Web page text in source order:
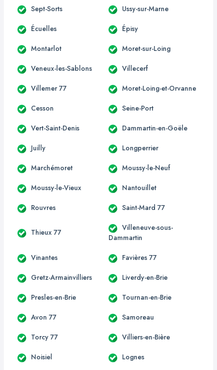
Sept-Sorts Ussy-sur-Marne
Écuelles Épisy
Montarlot Moret-sur-Loing
Veneux-les-Sablons Villecerf
Villemer 77 Moret-Loing-et-Orvanne
Cesson Seine-Port
Vert-Saint-Denis Dammartin-en-Goële
Juilly Longperrier
Marchémoret Moussy-le-Neuf
Moussy-le-Vieux Nantouillet
Rouvres Saint-Mard 77
Thieux 77
Villeneuve-sous-
Dammartin
Vinantes Favières 77
Gretz-Armainvilliers Liverdy-en-Brie
Presles-en-Brie Tournan-en-Brie
Avon 77 Samoreau
Torcy 77 Villiers-en-Bière
Noisiel Lognes